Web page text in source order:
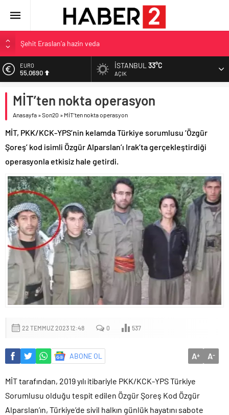
Şehit Eraslan’a hazin veda
Toprak Razgatlıoğlu Çekya’da ikinci oldu
Malatya’da Bakırcılar Çarşısı’na ilk kazma
İzmit Belediyesi’nden Tepeköy’de asfalt mesaisi
EURO
55,0690
6.525,39
BİST
47,5954
İSTANBUL33°C
AÇIK
MİT’ten nokta operasyon
Anasayfa »Son20 » MİT’ten nokta operasyon
MİT, PKK/KCK-YPS’nin kelamda Türkiye sorumlusu ‘Özgür
Şoreş’ kod isimli Özgür Alparslan’ı Irak’ta gerçekleştirdiği
operasyonla etkisiz hale getirdi.
22 TEMMUZ 2023 12:48 0 537
ABONE OL A+ A-
MİT tarafından, 2019 yılı itibariyle PKK/KCK-YPS Türkiye
Sorumlusu olduğu tespit edilen Özgür Şoreş Kod Özgür
Alparslan’ın, Türkiye’de sivil halkın günlük hayatını sabote